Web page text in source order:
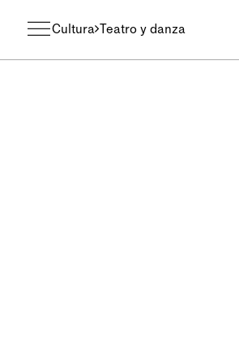
Cultura Teatro y danza